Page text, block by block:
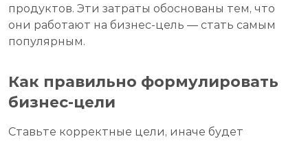
продуктов. Эти затраты обоснованы тем, что
они работают на бизнес-цель — стать самым
популярным.
Как правильно формулировать
бизнес-цели
Ставьте корректные цели, иначе будет